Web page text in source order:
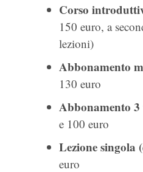
Corso
150 euro, a
lezioni)
Abbonamento
130 euro
Abbonamento 3
e 100 euro
Lezione singola
euro